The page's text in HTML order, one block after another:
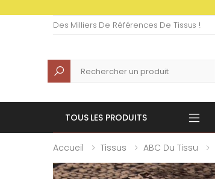
Des Milliers De Références De Tissus !
Recherche
TOUS LES PRODUITS
Accueil Tissus ABC Du Tissu